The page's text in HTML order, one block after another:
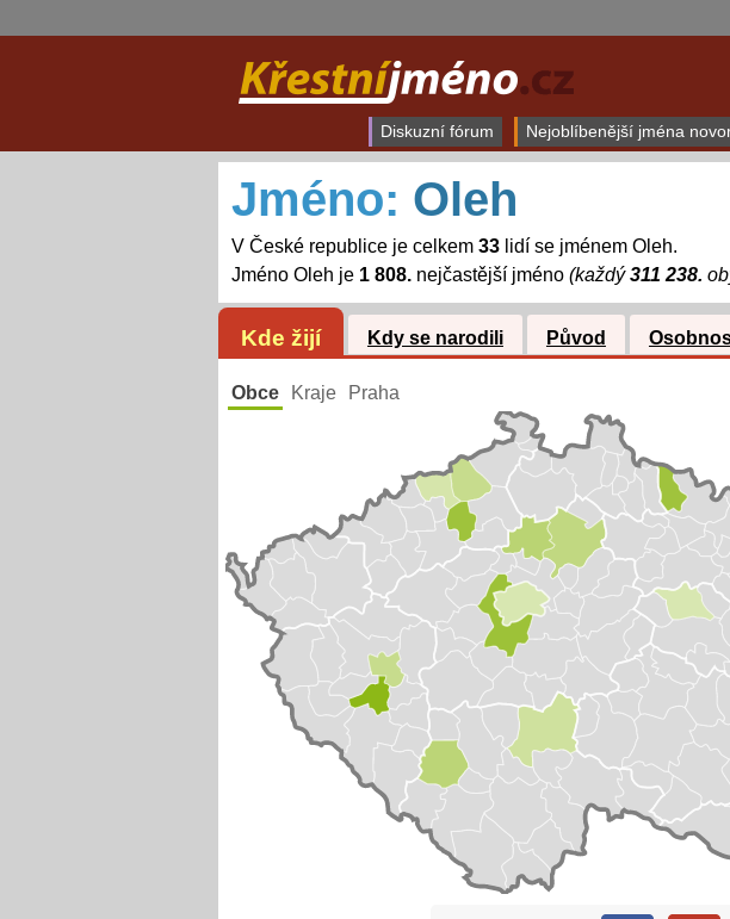
Diskuzní fórum Nejoblíbenější jména
Jméno: Oleh
V České republice je celkem 33lidí se jménem Oleh.
Jméno Oleh je 1 808.nejčastější jméno (každý311 238.
Kde žijí Kdy se narodili Původ
Obce Kraje Praha